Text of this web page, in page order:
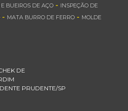
BUEIROS DE AÇO - INSPEÇÃO DE
- MATA BURRO DE FERRO - MOLDE
DE
PRUDENTE/SP